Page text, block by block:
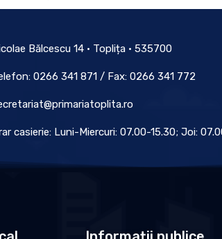
Bălcescu 14 • Toplița • 535700
0266 341 871 / Fax: 0266 341 772
casierie: Luni-Miercuri: 07.00-15.30; Joi: